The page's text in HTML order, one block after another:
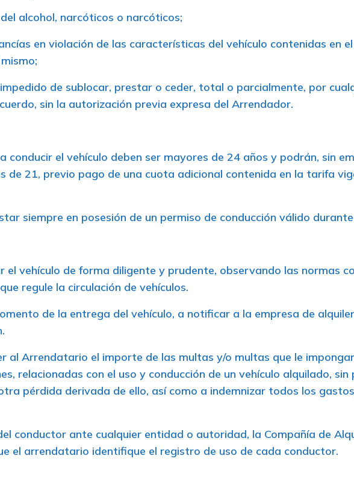
alcohol, narcóticos o narcóticos;
en violación de las características del vehículo contenidas en
de sublocar, prestar o ceder, total o parcialmente, por
sin la autorización previa expresa del Arrendador.
el vehículo deben ser mayores de 24 años y podrán, sin
de 21, previo pago de una cuota adicional contenida en la tarifa
siempre en posesión de un permiso de conducción válido
vehículo de forma diligente y prudente, observando las normas
regule la circulación de vehículos.
de la entrega del vehículo, a notificar a la empresa de
al Arrendatario el importe de las multas y/o multas que le
relacionadas con el uso y conducción de un vehículo alquilado, sin
pérdida derivada de ello, así como a indemnizar todos los
conductor ante cualquier entidad o autoridad, la Compañía de
el arrendatario identifique el registro de uso de cada conductor.